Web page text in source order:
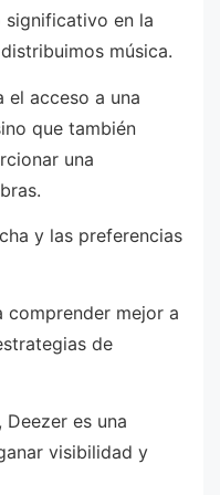
significativo en la
música.
acceso a una
que también
una
y las preferencias
comprender mejor a
de
es una
visibilidad y